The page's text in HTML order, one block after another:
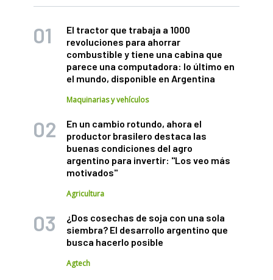
El tractor que trabaja a 1000
revoluciones para ahorrar
combustible y tiene una cabina que
parece una computadora: lo último en
el mundo, disponible en Argentina
Maquinarias y vehículos
En un cambio rotundo, ahora el
productor brasilero destaca las
buenas condiciones del agro
argentino para invertir: "Los veo más
motivados"
Agricultura
¿Dos cosechas de soja con una sola
siembra? El desarrollo argentino que
busca hacerlo posible
Agtech